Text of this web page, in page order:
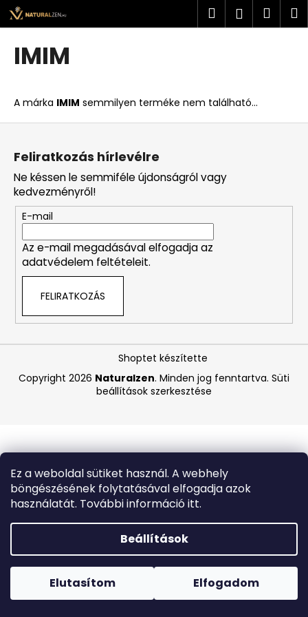
Ez a weboldal sütiket használ. A webhely
böngészésének folytatásával elfogadja azok
használatát. További információ itt.
Beállítások
Elutasítom Elfogadom
Ugrás
fő
tartalomhoz
Forró napokon nem javasoljuk a csomagautomatákba
történő kézbesítést. A magas hőmérsékletre érzékeny
termékek átvételkor nem biztos, hogy optimális állapotban
Keresés
IMIM
A márka IMIM semmilyen terméke nem található...
K
o
i
t
k
e
r
e
s
?
A
á
u
k
ANGELCARE
AC25
LÉGZÉSFIGYELŐ
BABAŐRZŐ
-
KATEGÓRIÁS
TERMÉK
L
Feliratkozás hírlevélre
Ne késsen le semmiféle újdonságról vagy
kedvezményről!
E-mail
Az e-mail megadásával elfogadja az
adatvédelem feltételeit.
FELIRATKOZÁS
Shoptet készítette
Copyright 2026 Naturalzen. Minden jog fenntartva. Süti
beállítások szerkesztése